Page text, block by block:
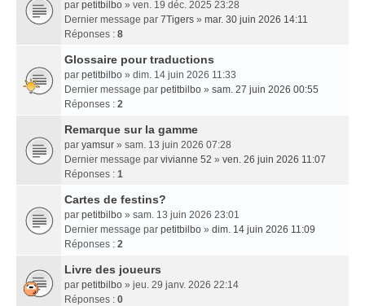
par petitbilbo » ven. 19 déc. 2025 23:28
Dernier message par 7Tigers » mar. 30 juin 2026 14:11
Réponses : 8
Glossaire pour traductions
par petitbilbo » dim. 14 juin 2026 11:33
Dernier message par petitbilbo » sam. 27 juin 2026 00:55
Réponses : 2
Remarque sur la gamme
par yamsur » sam. 13 juin 2026 07:28
Dernier message par vivianne 52 » ven. 26 juin 2026 11:07
Réponses : 1
Cartes de festins?
par petitbilbo » sam. 13 juin 2026 23:01
Dernier message par petitbilbo » dim. 14 juin 2026 11:09
Réponses : 2
Livre des joueurs
par petitbilbo » jeu. 29 janv. 2026 22:14
Réponses : 0